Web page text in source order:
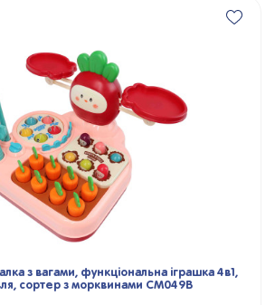
з вагами, функціональна іграшка 4в1,
сортер з морквинами CM049В